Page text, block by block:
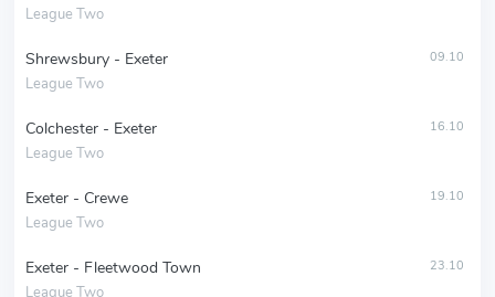
League Two
Shrewsbury - Exeter
League Two
09.10
Colchester - Exeter
League Two
16.10
Exeter - Crewe
League Two
19.10
Exeter - Fleetwood Town
League Two
23.10